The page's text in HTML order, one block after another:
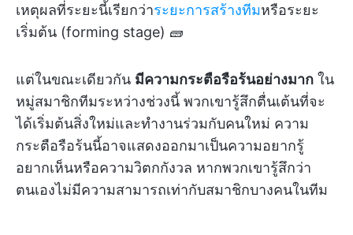
เหตุผลที่ระยะนี้เรียกว่าระยะการสร้างทีมหรือระยะ
เริ่มต้น (forming stage) 🧱
แต่ในขณะเดียวกัน มีความกระตือรือร้นอย่างมาก ใน
หมู่สมาชิกทีมระหว่างช่วงนี้ พวกเขารู้สึกตื่นเต้นที่จะ
ได้เริ่มต้นสิ่งใหม่และทำงานร่วมกับคนใหม่ ความ
กระตือรือร้นนี้อาจแสดงออกมาเป็นความอยากรู้
อยากเห็นหรือความวิตกกังวล หากพวกเขารู้สึกว่า
ตนเองไม่มีความสามารถเท่ากับสมาชิกบางคนในทีม